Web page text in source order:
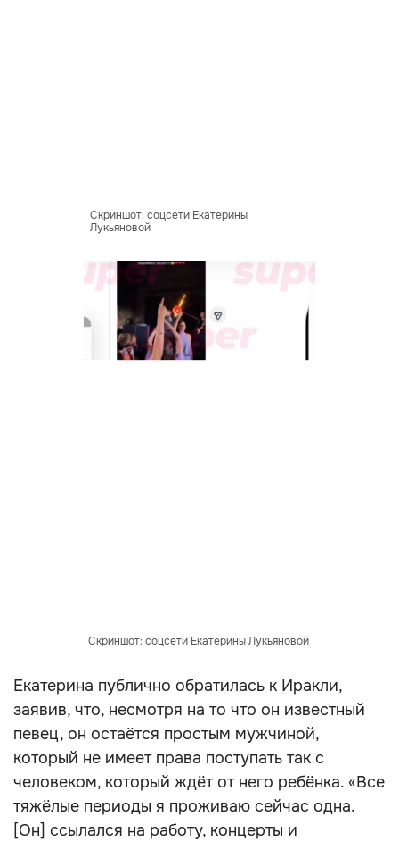
Скриншот: соцсети Екатерины
Лукьяновой
Скриншот: соцсети Екатерины Лукьяновой
Екатерина публично обратилась к Иракли,
заявив, что, несмотря на то что он известный
певец, он остаётся простым мужчиной,
который не имеет права поступать так с
человеком, который ждёт от него ребёнка. «Все
тяжёлые периоды я проживаю сейчас одна.
[Он] ссылался на работу, концерты и